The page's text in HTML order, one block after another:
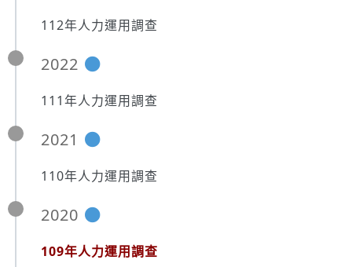
112年人力運用調查
2022
111年人力運用調查
2021
110年人力運用調查
2020
109年人力運用調查